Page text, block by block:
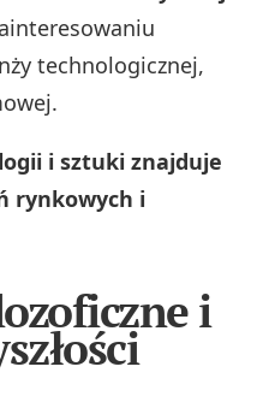
technologicznej,
i sztuki znajduje
rynkowych i
i